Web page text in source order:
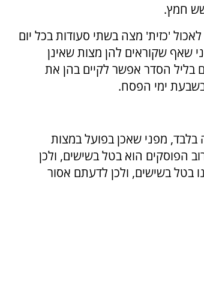
חמץ.
'כזית' מצה בשתי סעודות בכל יום
שאף שקוראים להן מצות שאינן
בליל הסדר אפשר לקיים בהן את
ימי הפסח.
מפני שאכן בפועל במצות
הפוסקים הוא בטל בשישים, ולכן
בטל בשישים, ולכן לדעתם אסור